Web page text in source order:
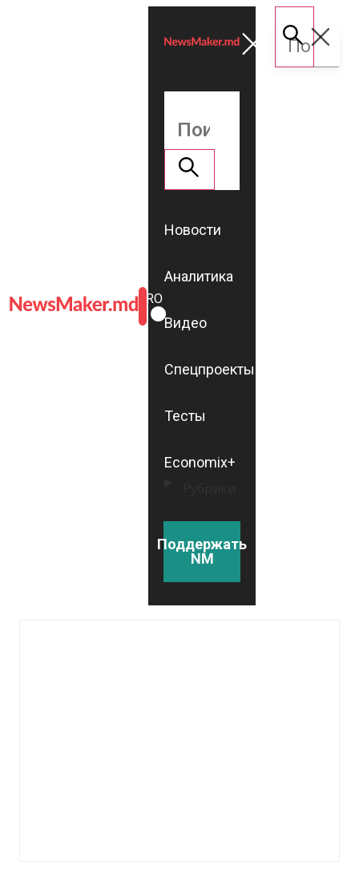
ROMÂNĂ
RU
Новости
Аналитика
Видео
Спецпроекты
Тесты
Economix+
Поддержать
NM